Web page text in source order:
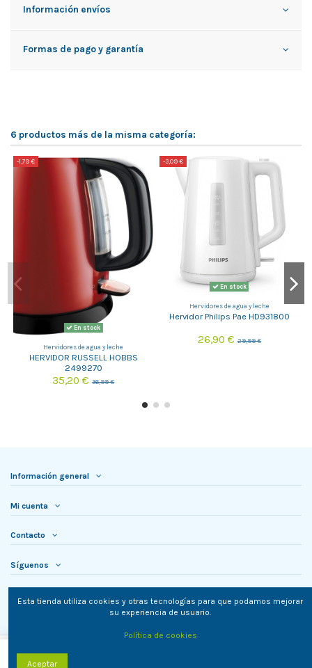
Información envíos
Formas de pago y garantía
6 productos más de la misma categoría:
-1,79 €
En stock
Hervidores de agua y leche
HERVIDOR RUSSELL HOBBS
2499270
35,20 €36,99 €
-3,09 €
En stock
Hervidores de agua y leche
Hervidor Philips Pae HD931800
26,90 € 29,99 €
Información general
Mi cuenta
Contacto
Síguenos
Esta tienda utiliza cookies y otras tecnologías para que podamos mejorar
su experiencia de usuario.
Política de cookies
Aceptar